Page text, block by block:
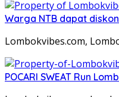
Warga NTB dapat
Lombokvibes.com,
POCARI SWEAT Run